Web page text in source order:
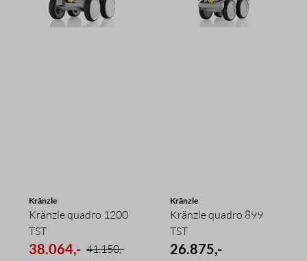
Kränzle
Kränzle quadro 1200
TST
38.064,- 41.150,-
Kränzle
Kränzle quadro 899
TST
26.875,-